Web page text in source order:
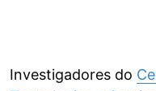
Investigadores do